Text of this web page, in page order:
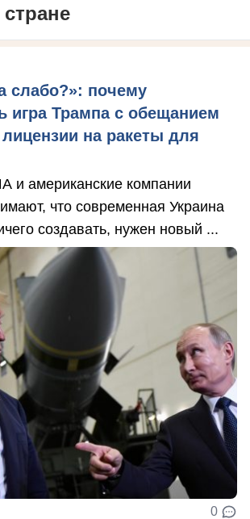
слабо?»: почему
игра Трампа с обещанием
на ракеты для
и американские компании
что современная Украина
создавать, нужен новый ...
0